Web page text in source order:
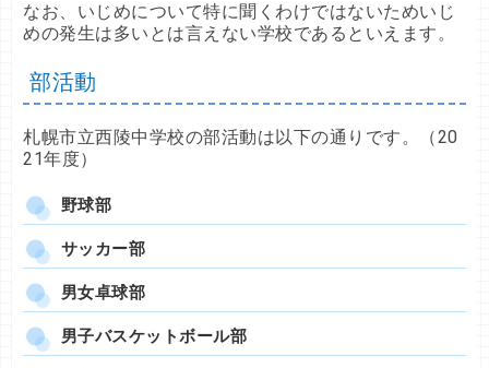
なお、いじめについて特に聞くわけではないためいじ
めの発生は多いとは言えない学校であるといえます。
部活動
札幌市立西陵中学校の部活動は以下の通りです。（20
21年度）
野球部
サッカー部
男女卓球部
男子バスケットボール部